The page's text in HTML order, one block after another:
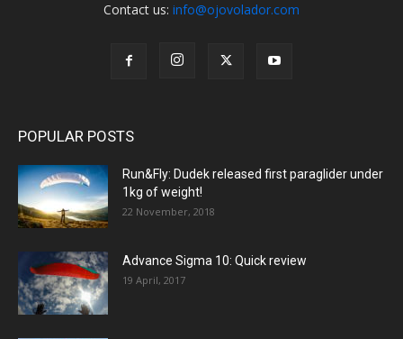
Contact us: info@ojovolador.com
POPULAR POSTS
Run&Fly: Dudek released first paraglider under
1kg of weight!
22 November, 2018
Advance Sigma 10: Quick review
19 April, 2017